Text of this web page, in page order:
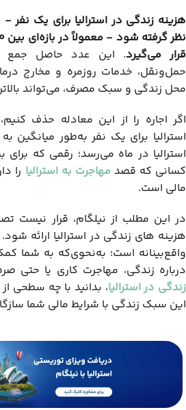
هزینه حمل ‌و نقل در استرالیا
هزینه های زندگی در استرالیا برای دانشجویان
حداقل دستمزد در استرالیا در مشاغل مختلف
تفاوت حقوق و دستمزد در ایالت‌های مختلف
ترفندهایی برای کاهش هزینه های زندگی در
مقایسه هزینه های زندگی در استرالیا با سایر
هزینه زندگی در استرالیا برای یک
نظر گرفته شود - معمولاً در بازه‌ای بین
قرار می‌گیرد. این عدد حاصل جمع
حمل‌ونقل، خدمات روزمره و مخارج
محل زندگی و سبک مصرف، می‌تواند بالاتر
اگر اجاره را از این معادله حذف
استرالیا در ماه می‌رسد؛ رقمی که برای
کسانی که قصد مهاجرت به استرالیا را
مالی است.
در این مطلب از نیلگام، قرار نیست
هزینه های زندگی در استرالیا ارائه
واقع‌بینانه است؛ به‌نحوی‌که به شما
درباره زندگی، مهاجرت کاری یا حتی
زندگی در استرالیا، بدانید با چه سطحی
این سبک زندگی با شرایط مالی شما